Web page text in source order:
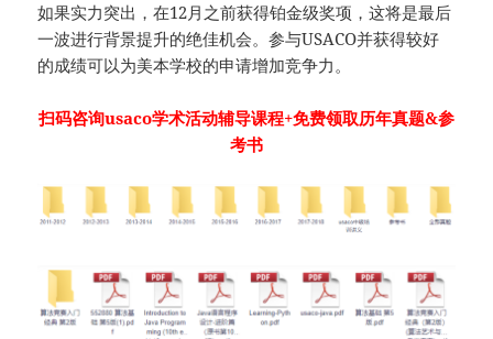
如果实力突出，在12月之前获得铂金级奖项，这将是最后
一波进行背景提升的绝佳机会。参与USACO并获得较好
的成绩可以为美本学校的申请增加竞争力。
扫码咨询usaco学术活动辅导课程+免费领取历年真题&参
考书